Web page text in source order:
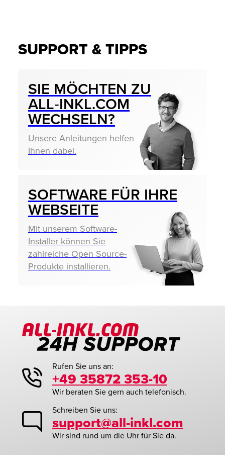
SUPPORT & TIPPS
SIE MÖCHTEN ZU
ALL‑INKL.COM
WECHSELN?
Unsere Anleitungen helfen
Ihnen dabei.
SOFTWARE FÜR IHRE
WEBSEITE
Mit unserem Software-
Installer können Sie
zahlreiche Open Source-
Produkte installieren.
Rufen Sie uns an:
+49 35872 353-10
Wir beraten Sie gern auch telefonisch.
Schreiben Sie uns:
support@all-inkl.com
Wir sind rund um die Uhr für Sie da.